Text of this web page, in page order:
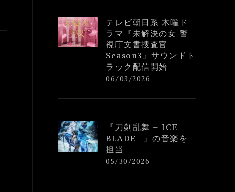
テレビ朝日系 木曜ド
ラマ『未解決の女 警
視庁文書捜査官
Season3』サウンドト
ラック配信開始
06/03/2026
『刀剣乱舞 – ICE
BLADE -』の音楽を
担当
05/30/2026